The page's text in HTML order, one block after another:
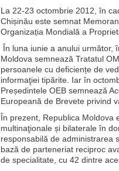
La 22-23 octombrie 2012, în
Chișinău este semnat
Organizația Mondială a
În luna iunie a anului următor,
Moldova semnează Tratatul
persoanele cu deficiențe de
informaţiei tipărite. Iar în
Președintele OEB semnează
Europeană de Brevete privind
În prezent, Republica Moldova
multinaţionale și bilaterale în
responsabilă de administrarea
bază de parteneriat reciproc
de specialitate, cu 42 dintre